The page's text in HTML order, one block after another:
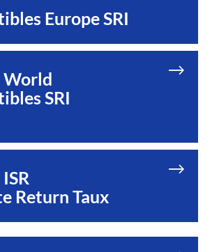
Europe SRI
World
SRI
Return Taux